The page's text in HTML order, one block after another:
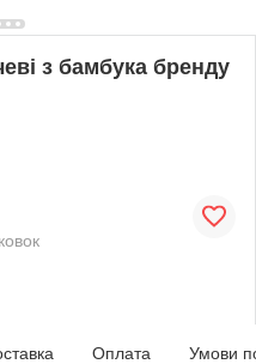
з бамбука бренду
Оплата Умови